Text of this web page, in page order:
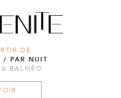
DE
/ PAR NUIT
BALNÉO